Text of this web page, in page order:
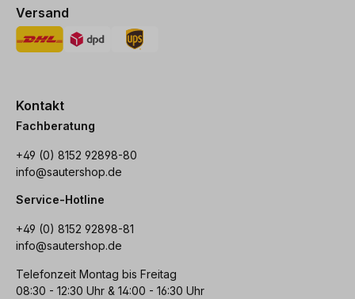
Versand
Kontakt
Fachberatung
+49 (0) 8152 92898-80
info@sautershop.de
Service-Hotline
+49 (0) 8152 92898-81
info@sautershop.de
Telefonzeit Montag bis Freitag
08:30 - 12:30 Uhr & 14:00 - 16:30 Uhr